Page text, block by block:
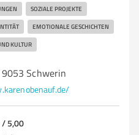
SOZIALE PROJEKTE
EMOTIONALE GESCHICHTEN
KULTUR
Schwerin
/ 5,00